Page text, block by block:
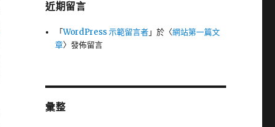
近期留言
「WordPress 示範留言者」於〈網站第一篇文
章〉發佈留言
彙整